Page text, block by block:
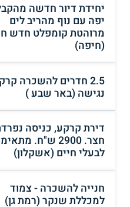
יחידת דיור חדשה
יפה עם נוף מהריב לים
מרוהטת קומפלט חדש
(חיפה)
2.5 חדרים להשכרה
נגישה (באר שבע )
דירת קרקע, כניסה
חצר. 2900 ש"ח.
לבעלי חיים (אשקלון)
חנייה להשכרה - צמוד
למכללת שנקר (רמת גן)